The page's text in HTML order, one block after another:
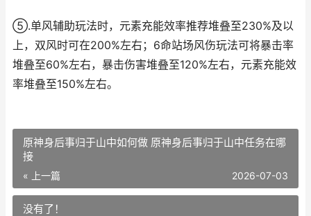
⑤.单风辅助玩法时，元素充能效率推荐堆叠至230%及以
上，双风时可在200%左右；6命站场风伤玩法可将暴击率
堆叠至60%左右，暴击伤害堆叠至120%左右，元素充能效
率堆叠至150%左右。
原神身后事归于山中如何做 原神身后事归于山中任务在哪
接
« 上一篇 2026-07-03
没有了！